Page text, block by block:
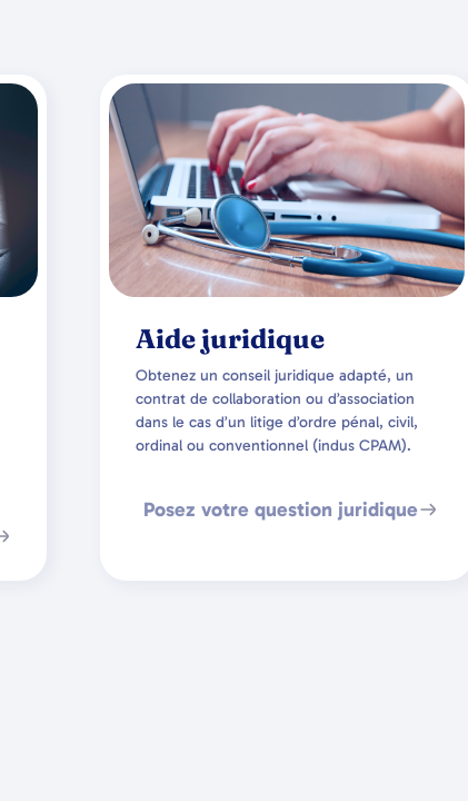
Aide juridique
Obtenez un conseil juridique adapté, un
contrat de collaboration ou d’association
dans le cas d’un litige d’ordre pénal, civil,
ordinal ou conventionnel (indus CPAM).
Posez votre question juridique